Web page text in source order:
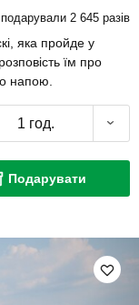
подарували 2 645 разів
яка пройде у
їм про
напою.
1 год.
Подарувати